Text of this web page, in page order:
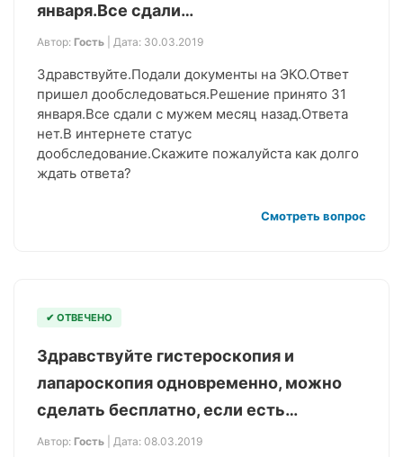
января.Все сдали…
Автор: Гость | Дата: 30.03.2019
Здравствуйте.Подали документы на ЭКО.Ответ
пришел дообследоваться.Решение принято 31
января.Все сдали с мужем месяц назад.Ответа
нет.В интернете статус
дообследование.Скажите пожалуйста как долго
ждать ответа?
Смотреть вопрос
✔ ОТВЕЧЕНО
Здравствуйте гистероскопия и
лапароскопия одновременно, можно
сделать бесплатно, если есть…
Автор: Гость | Дата: 08.03.2019